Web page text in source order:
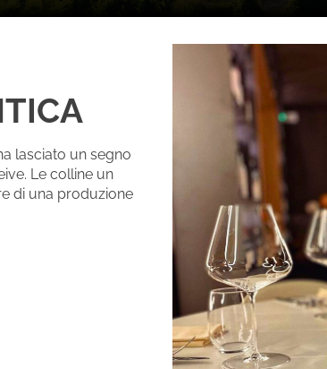
lasciato un segno
Le colline un
di una produzione